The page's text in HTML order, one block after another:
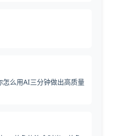
怎么用AI三分钟做出高质量